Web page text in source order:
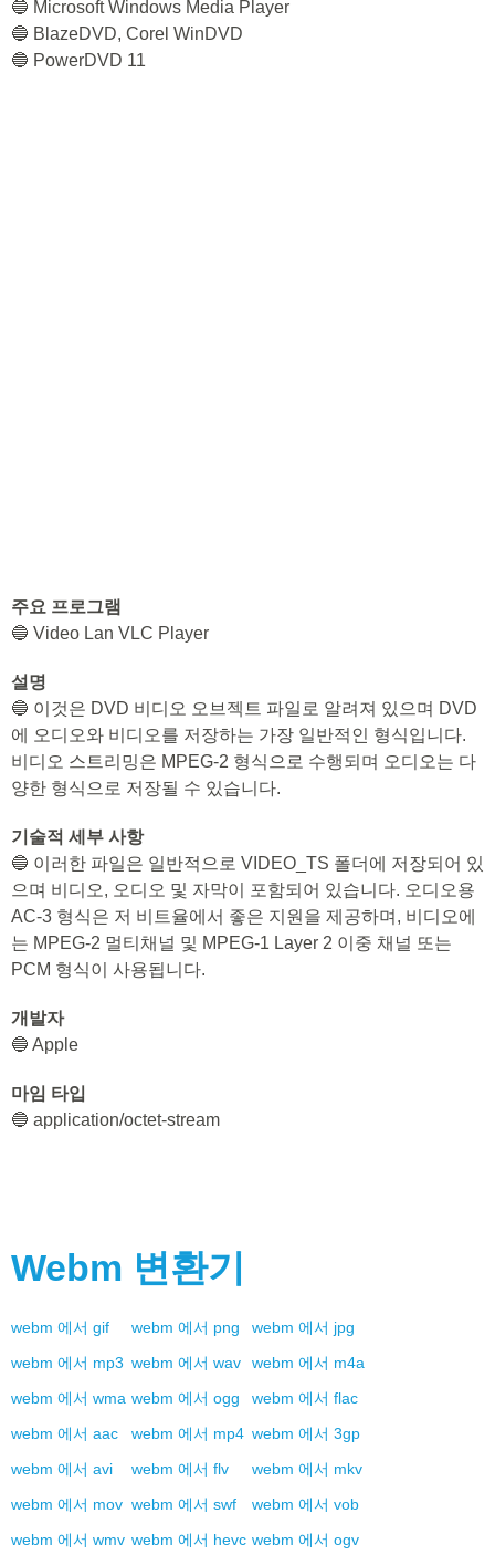
🔵 Microsoft Windows Media Player
🔵 BlazeDVD, Corel WinDVD
🔵 PowerDVD 11
주요 프로그램
🔵 Video Lan VLC Player
설명
🔵 이것은 DVD 비디오 오브젝트 파일로 알려져 있으며 DVD
에 오디오와 비디오를 저장하는 가장 일반적인 형식입니다.
비디오 스트리밍은 MPEG-2 형식으로 수행되며 오디오는 다
양한 형식으로 저장될 수 있습니다.
기술적 세부 사항
🔵 이러한 파일은 일반적으로 VIDEO_TS 폴더에 저장되어 있
으며 비디오, 오디오 및 자막이 포함되어 있습니다. 오디오용
AC-3 형식은 저 비트율에서 좋은 지원을 제공하며, 비디오에
는 MPEG-2 멀티채널 및 MPEG-1 Layer 2 이중 채널 또는
PCM 형식이 사용됩니다.
개발자
🔵 Apple
마임 타입
🔵 application/octet-stream
Webm 변환기
webm 에서 gif webm 에서 png webm 에서 jpg
webm 에서 mp3 webm 에서 wav webm 에서 m4a
webm 에서 wma webm 에서 ogg webm 에서 flac
webm 에서 aac webm 에서 mp4 webm 에서 3gp
webm 에서 avi webm 에서 flv webm 에서 mkv
webm 에서 mov webm 에서 swf webm 에서 vob
webm 에서 wmv webm 에서 hevc webm 에서 ogv